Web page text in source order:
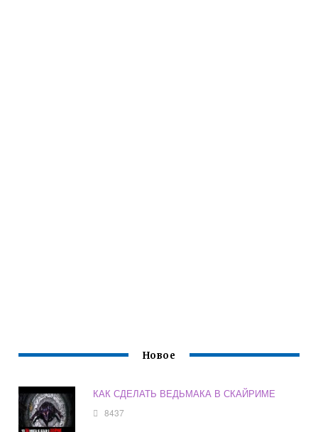
Новое
КАК СДЕЛАТЬ ВЕДЬМАКА В СКАЙРИМЕ
8437